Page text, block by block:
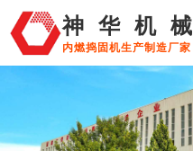
神华机械
内燃捣固机生产制造厂家